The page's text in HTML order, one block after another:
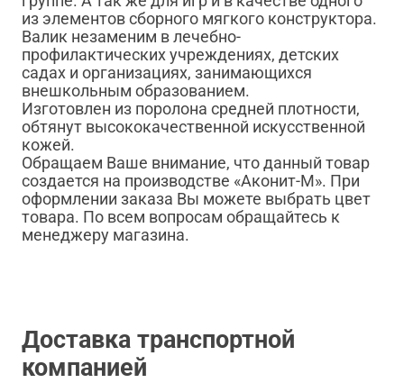
из элементов сборного мягкого конструктора.
Валик незаменим в лечебно-
профилактических учреждениях, детских
садах и организациях, занимающихся
внешкольным образованием.
Изготовлен из поролона средней плотности,
обтянут высококачественной искусственной
кожей.
Обращаем Ваше внимание, что данный товар
создается на производстве «Аконит-М». При
оформлении заказа Вы можете выбрать цвет
товара. По всем вопросам обращайтесь к
менеджеру магазина.
Доставка транспортной
компанией